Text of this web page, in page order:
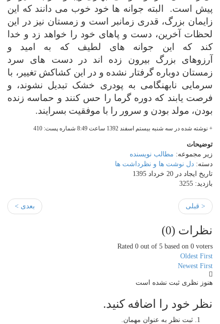
پیش است.
البته جوانه ها خود خوب می دانند که این
زایمان بزرگ، قدری زمانبر است و زمستان نیز در این
لحظات آخرین، دست و پاهای خود را خواهد زد و خدا
کند
که این جوانه های لطیف که به امید
و
آرزوهای
بزرگ بیرون زده اند
در دست های سرد
زمستان دوباره گرفتار نشده و در این کشاکش تغییر، با
سرمایی نابهنگامی به پودری خشک تبدیل نشوند، و
فرصت یابند که دوره گرما را حس کنند و حماسه زنده
بودن، مولد بودن و سرور را با موفقیت بسرایند.
+ نوشته شده در سه شنبه بیستم اسفند 1392 ساعت 8:49 شماره پست: 410
توضیحات
زیر مجموعه: مطالب نویسنده
دسته: دل نوشت ها و نظرداشت ها
تاریخ ایجاد در 20 خرداد 1395
بازدید: 3255
< قبلی بعدی >
نظرات (0
)
Rated 0 out of 5 based on 0 voters
Oldest First
Newest First
هنوز نظری ثبت نشده است
نظر خود را اضافه کنید.
ثبت نظر به عنوان مهمان.